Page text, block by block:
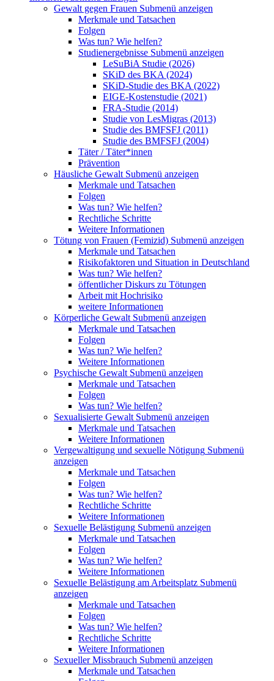
Gewalt gegen Frauen Submenü anzeigen
Merkmale und Tatsachen
Folgen
Was tun? Wie helfen?
Studienergebnisse Submenü anzeigen
LeSuBiA Studie (2026)
SKiD des BKA (2024)
SKiD-Studie des BKA (2022)
EIGE-Kostenstudie (2021)
FRA-Studie (2014)
Studie von LesMigras (2013)
Studie des BMFSFJ (2011)
Studie des BMFSFJ (2004)
Täter / Täter*innen
Prävention
Häusliche Gewalt Submenü anzeigen
Merkmale und Tatsachen
Folgen
Was tun? Wie helfen?
Rechtliche Schritte
Weitere Informationen
Tötung von Frauen (Femizid) Submenü anzeigen
Merkmale und Tatsachen
Risikofaktoren und Situation in Deutschland
Was tun? Wie helfen?
öffentlicher Diskurs zu Tötungen
Arbeit mit Hochrisiko
weitere Informationen
Körperliche Gewalt Submenü anzeigen
Merkmale und Tatsachen
Folgen
Was tun? Wie helfen?
Weitere Informationen
Psychische Gewalt Submenü anzeigen
Merkmale und Tatsachen
Folgen
Was tun? Wie helfen?
Sexualisierte Gewalt Submenü anzeigen
Merkmale und Tatsachen
Weitere Informationen
Vergewaltigung und sexuelle Nötigung Submenü
anzeigen
Merkmale und Tatsachen
Folgen
Was tun? Wie helfen?
Rechtliche Schritte
Weitere Informationen
Sexuelle Belästigung Submenü anzeigen
Merkmale und Tatsachen
Folgen
Was tun? Wie helfen?
Weitere Informationen
Sexuelle Belästigung am Arbeitsplatz Submenü
anzeigen
Merkmale und Tatsachen
Folgen
Was tun? Wie helfen?
Rechtliche Schritte
Weitere Informationen
Sexueller Missbrauch Submenü anzeigen
Merkmale und Tatsachen